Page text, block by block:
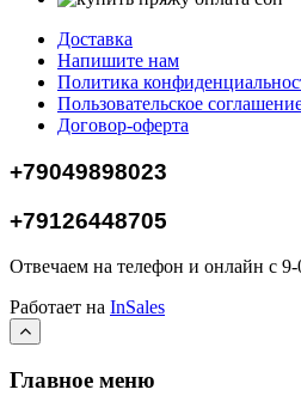
Доставка
Напишите нам
Политика
Пользовательское
Договор-оферта
+79049898023
+79126448705
Отвечаем на телефон и онлайн с
Работает на InSales
Главное меню